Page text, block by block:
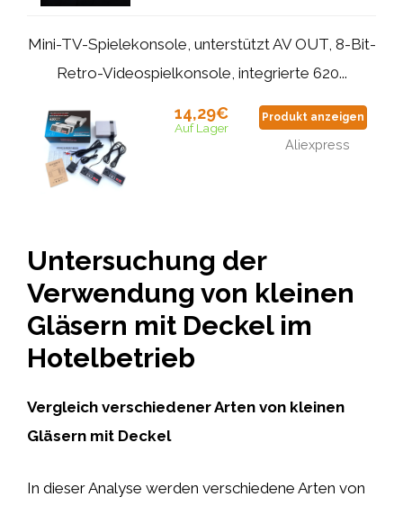
Mini-TV-Spielekonsole, unterstützt AV OUT, 8-Bit-
Retro-Videospielkonsole, integrierte 620...
14,29€
Auf Lager
Produkt anzeigen
Aliexpress
Untersuchung der
Verwendung von kleinen
Gläsern mit Deckel im
Hotelbetrieb
Vergleich verschiedener Arten von kleinen
Gläsern mit Deckel
In dieser Analyse werden verschiedene Arten von